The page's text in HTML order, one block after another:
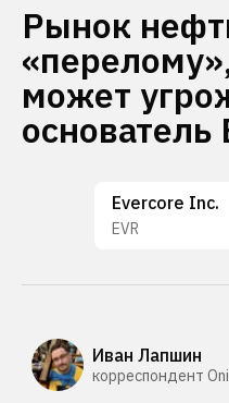
Рынок
может
основатель
Evercore Inc.
EVR
Иван Лапшин
корреспондент